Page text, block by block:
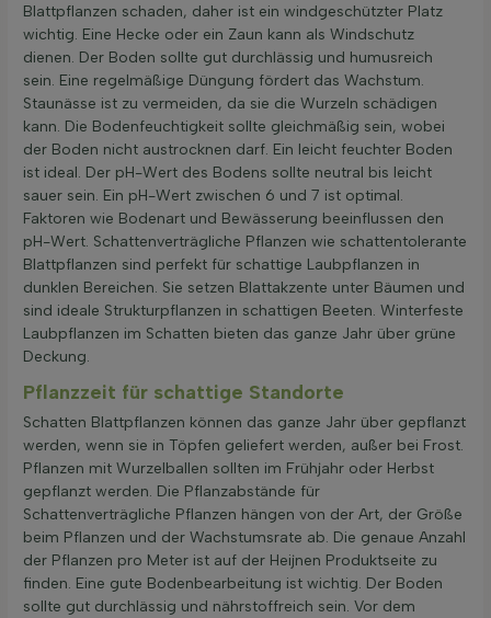
Blattpflanzen schaden, daher ist ein windgeschützter Platz
wichtig. Eine Hecke oder ein Zaun kann als Windschutz
dienen. Der Boden sollte gut durchlässig und humusreich
sein. Eine regelmäßige Düngung fördert das Wachstum.
Staunässe ist zu vermeiden, da sie die Wurzeln schädigen
kann. Die Bodenfeuchtigkeit sollte gleichmäßig sein, wobei
der Boden nicht austrocknen darf. Ein leicht feuchter Boden
ist ideal. Der pH-Wert des Bodens sollte neutral bis leicht
sauer sein. Ein pH-Wert zwischen 6 und 7 ist optimal.
Faktoren wie Bodenart und Bewässerung beeinflussen den
pH-Wert. Schattenverträgliche Pflanzen wie schattentolerante
Blattpflanzen sind perfekt für schattige Laubpflanzen in
dunklen Bereichen. Sie setzen Blattakzente unter Bäumen und
sind ideale Strukturpflanzen in schattigen Beeten. Winterfeste
Laubpflanzen im Schatten bieten das ganze Jahr über grüne
Deckung.
Pflanzzeit für schattige Standorte
Schatten Blattpflanzen können das ganze Jahr über gepflanzt
werden, wenn sie in Töpfen geliefert werden, außer bei Frost.
Pflanzen mit Wurzelballen sollten im Frühjahr oder Herbst
gepflanzt werden. Die Pflanzabstände für
Schattenverträgliche Pflanzen hängen von der Art, der Größe
beim Pflanzen und der Wachstumsrate ab. Die genaue Anzahl
der Pflanzen pro Meter ist auf der Heijnen Produktseite zu
finden. Eine gute Bodenbearbeitung ist wichtig. Der Boden
sollte gut durchlässig und nährstoffreich sein. Vor dem